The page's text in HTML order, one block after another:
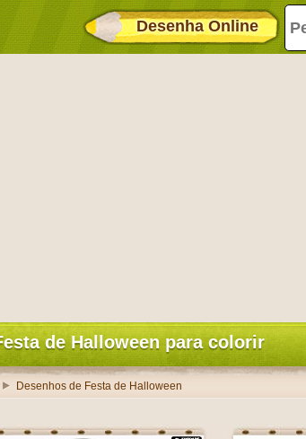
Desenha Online
de Halloween para colorir
Desenhos de Festa de Halloween